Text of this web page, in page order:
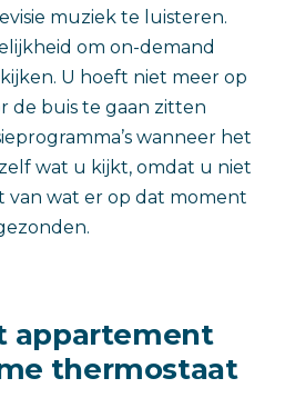
muziek te luisteren.
om on-demand
U hoeft niet meer op
de buis te gaan zitten
wanneer het
wat u kijkt, omdat u niet
van wat er op dat moment
appartement
thermostaat